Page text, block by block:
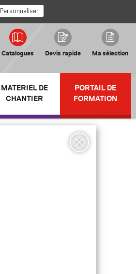
Mon compte Distributeur
Catalogues Devis rapide Ma sélection
MATERIEL DE
CHANTIER
PORTAIL DE
FORMATION
Personnaliser